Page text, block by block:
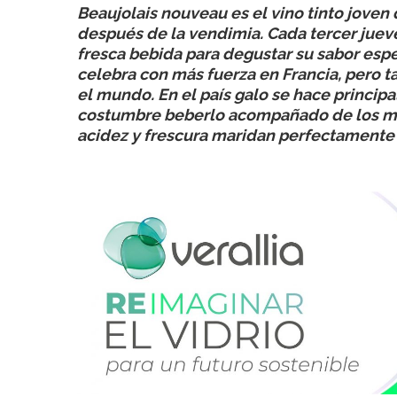
Beaujolais nouveau es el vino tinto joven
después de la vendimia. Cada tercer
fresca bebida para degustar su sabor
celebra con más fuerza en Francia, pero
el mundo. En el país galo se hace
costumbre beberlo acompañado de los
acidez y frescura maridan